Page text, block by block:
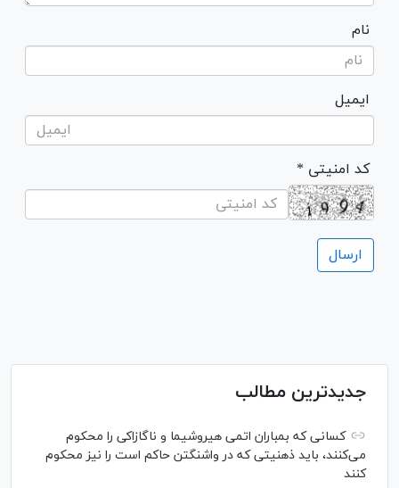
نام
ایمیل
* کد امنیتی
جدیدترین مطالب
کسانی که بمباران اتمی هیروشیما و ناگازاکی را محکوم
می‌کنند، باید ذهنیتی که در واشنگتن حاکم است را نیز محکوم
کنند